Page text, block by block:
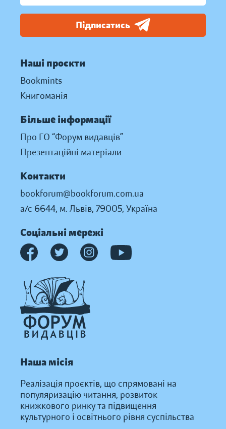
Підписатись
Наші проєкти
Bookmints
Книгоманія
Більше інформації
Про ГО “Форум видавців”
Презентаційні матеріали
Контакти
bookforum@bookforum.com.ua
а/с 6644, м. Львів, 79005, Україна
Соціальні мережі
Наша місія
Реалізація проєктів, що спрямовані на
популяризацію читання, розвиток
книжкового ринку та підвищення
культурного і освітнього рівня суспільства